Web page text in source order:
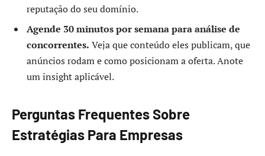
reputação do seu domínio.
Agende 30 minutos por semana para análise de
concorrentes. Veja que conteúdo eles publicam, que
anúncios rodam e como posicionam a oferta. Anote
um insight aplicável.
Perguntas Frequentes Sobre
Estratégias Para Empresas